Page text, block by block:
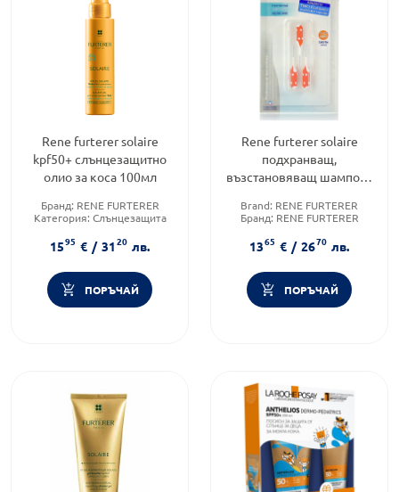
Rene furterer solaire
kpf50+ слънцезащитно
олио за коса 100мл
Бранд: RENE FURTERER
Категория: Слънцезащита
Тип козметика:
Дермокозметика
1595 € / 3120 лв.
ПОРЪЧАЙ
Rene furterer solaire
подхранващ,
възстановяващ шампоан
200мл
Brand: RENE FURTERER
Бранд: RENE FURTERER
1365 € / 2670 лв.
ПОРЪЧАЙ